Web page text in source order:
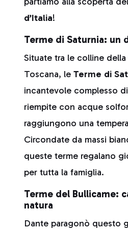
d’Italia!
Terme di Saturnia: un
Situate tra le colline della
Toscana, le Terme di
incantevole complesso
riempite con acque
raggiungono una
Circondate da massi
queste terme regalano
per tutta la famiglia.
Terme del Bullicame:
natura
Dante paragonò questo